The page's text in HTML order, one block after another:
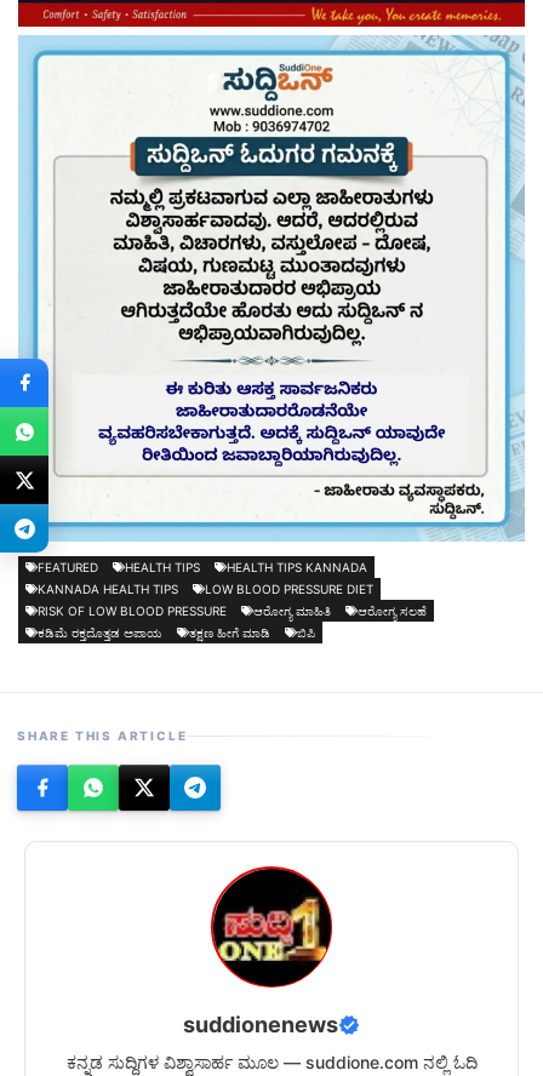
FEATURED HEALTH TIPS
HEALTH TIPS KANNADA
KANNADA HEALTH TIPS
LOW BLOOD PRESSURE DIET
RISK OF LOW BLOOD PRESSURE
ಆರೋಗ್ಯ ಮಾಹಿತಿ
ಆರೋಗ್ಯ ಸಲಹೆ
ಕಡಿಮೆ ರಕ್ತದೊತ್ತಡ ಅಪಾಯ
ತಕ್ಷಣ ಹೀಗೆ ಮಾಡಿ ಬಿಪಿ
SHARE THIS ARTICLE
suddionenews
ಕನ್ನಡ ಸುದ್ದಿಗಳ ವಿಶ್ವಾಸಾರ್ಹ ಮೂಲ — suddione.com ನಲ್ಲಿ ಓದಿ